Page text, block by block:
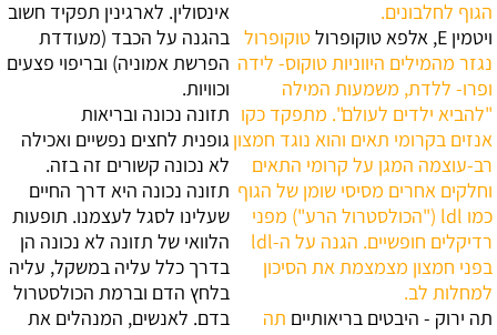
הגוף לחלבונים.
ויטמין E, אלפא טוקופרול
טוקופרול
נגזר מהמילים היווניות טוקוס- לידה
ופרו- ללדת, משמעות המילה
"להביא ילדים לעולם". מתפקד כקו
אנזים בקרומי תאים והוא נוגד חמצון
רב-עוצמה המגן על קרומי התאים
וחלקים אחרים מסיסי שומן של הגוף
כמו ldl ("הכולסטרול הרע") מפני
רדיקלים חופשיים. הגנה על ה-ldl
בפני חמצון מצמצמת את הסיכון
למחלות לב.
תה ירוק - היבטים בריאותיים תה
אינסולין. לארגינין תפקיד חשוב
בהגנה על הכבד (מעודדת
הפרשת אמוניה) ובריפוי פצעים
וכוויות.
תזונה נכונה ובריאות
גופנית לחצים נפשיים ואכילה
לא נכונה קשורים זה בזה.
תזונה נכונה היא דרך החיים
שעלינו לסגל לעצמנו. תופעות
הלוואי של תזונה לא נכונה הן
בדרך כלל עליה במשקל, עליה
בלחץ הדם וברמת הכולסטרול
בדם. לאנשים, המנהלים את